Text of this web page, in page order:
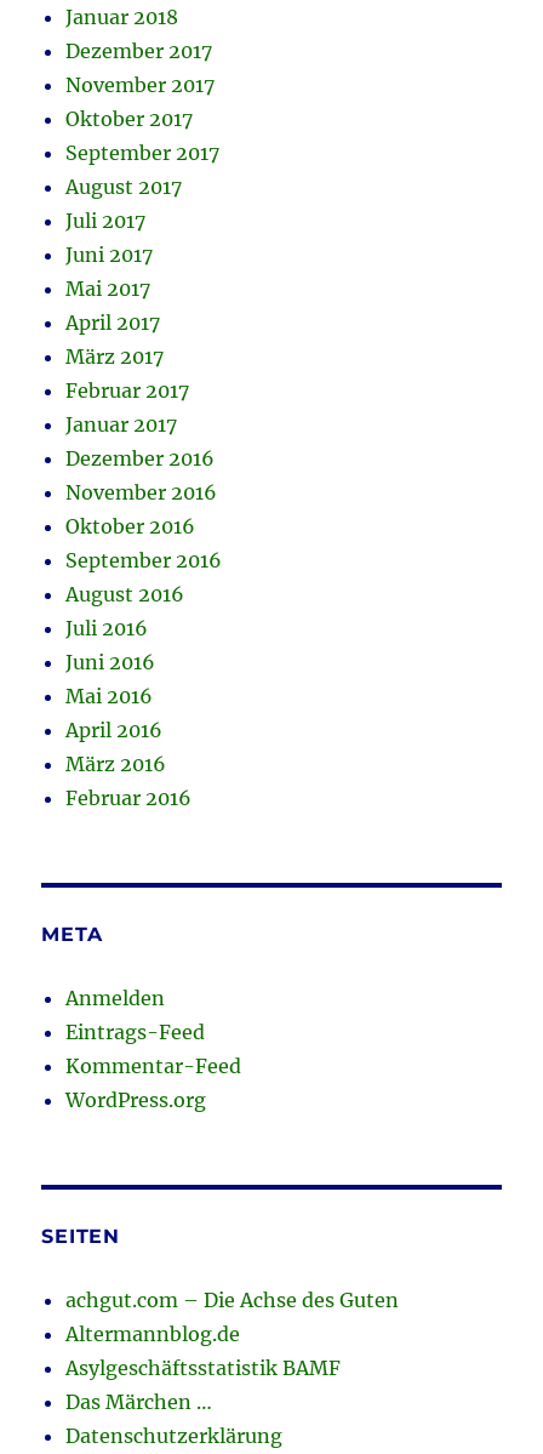
Januar 2018
Dezember 2017
November 2017
Oktober 2017
September 2017
August 2017
Juli 2017
Juni 2017
Mai 2017
April 2017
März 2017
Februar 2017
Januar 2017
Dezember 2016
November 2016
Oktober 2016
September 2016
August 2016
Juli 2016
Juni 2016
Mai 2016
April 2016
März 2016
Februar 2016
META
Anmelden
Eintrags-Feed
Kommentar-Feed
WordPress.org
SEITEN
achgut.com – Die Achse des Guten
Altermannblog.de
Asylgeschäftsstatistik BAMF
Das Märchen …
Datenschutzerklärung